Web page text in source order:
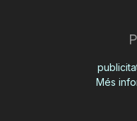
Més